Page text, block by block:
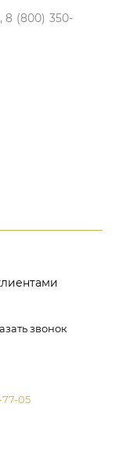
8 (800) 350-
звонок
77-05